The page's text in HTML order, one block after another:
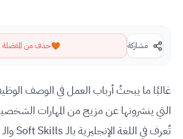
مشاركة حذف من المفضلة
غالبًا ما يبحثُ أرباب العمل في الوصف
التي ينشرونها عن مزيج من المهارات